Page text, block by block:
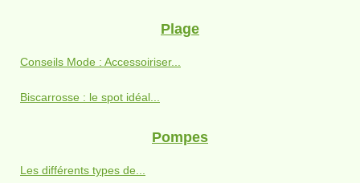
Plage
Conseils Mode : Accessoiriser...
Biscarrosse : le spot idéal...
Pompes
Les différents types de...